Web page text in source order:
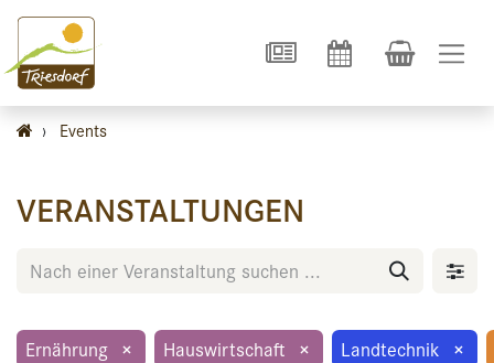
› Events
VERANSTALTUNGEN
Ernährung × Hauswirtschaft × Landtechnik ×